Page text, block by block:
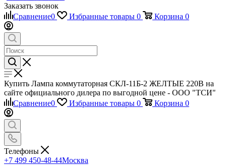
Заказать звонок
Сравнение0 Избранные товары 0 Корзина 0
Купить Лампа коммутаторная СКЛ-11Б-2 ЖЕЛТЫЕ 220В на
сайте официального дилера по выгодной цене - ООО "ТСИ"
Сравнение0 Избранные товары 0 Корзина 0
Телефоны
+7 499 450-48-44Москва